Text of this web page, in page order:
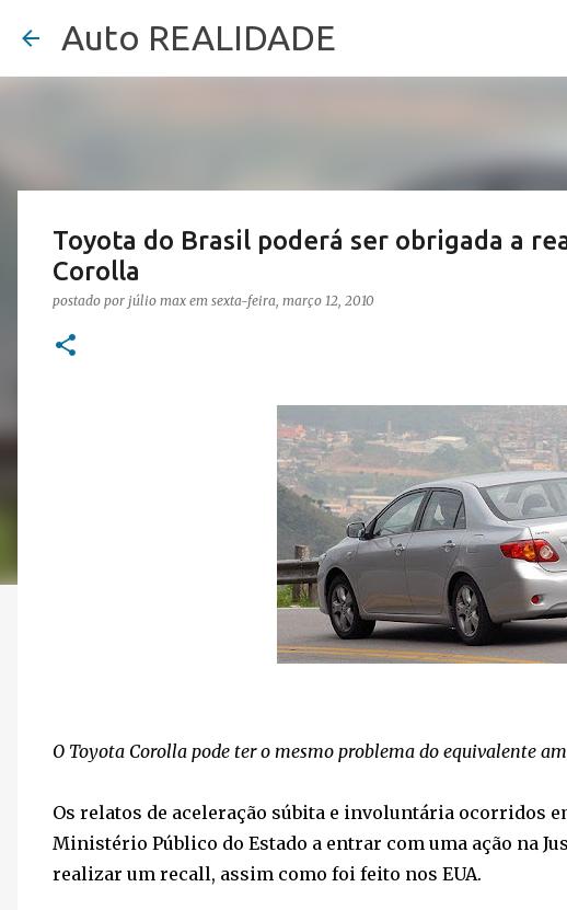
Auto REALIDADE
Toyota do Brasil poderá ser obrigada a
Corolla
postado por júlio max em sexta-feira, março 12, 2010
O Toyota Corolla pode ter o mesmo problema do equivalente
Os relatos de aceleração súbita e involuntária ocorridos
Ministério Público do Estado a entrar com uma ação na
realizar um recall, assim como foi feito nos EUA.